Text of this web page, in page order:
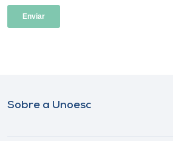
Sobre a Unoesc